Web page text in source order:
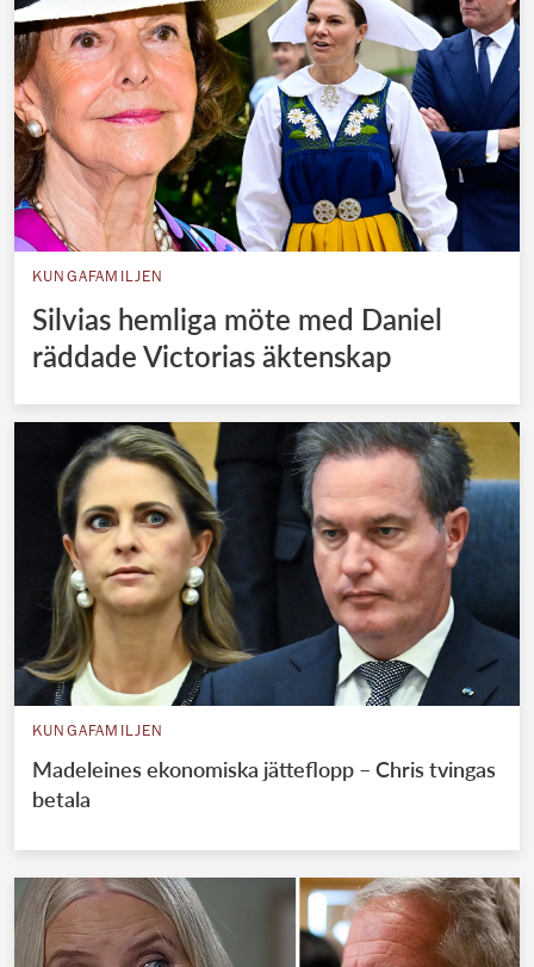
KUNGAFAMILJEN
Silvias hemliga möte med Daniel
räddade Victorias äktenskap
KUNGAFAMILJEN
Madeleines ekonomiska jätteflopp – Chris tvingas
betala